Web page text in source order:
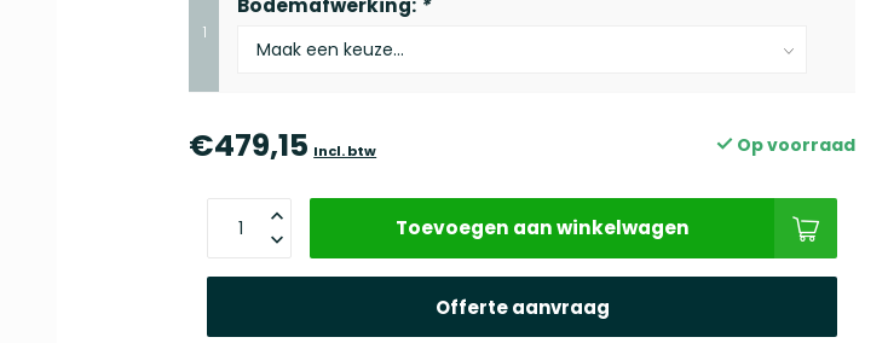
1
Bodemafwerking: *
€479,15 Incl. btw Op voorraad
Toevoegen aan winkelwagen
Offerte aanvraag